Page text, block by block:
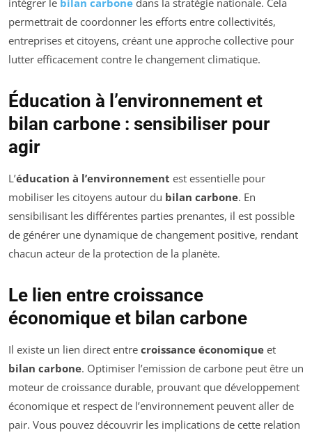
permettrait de coordonner les efforts entre collectivités,
entreprises et citoyens, créant une approche collective pour
lutter efficacement contre le changement climatique.
Éducation à l’environnement et
bilan carbone : sensibiliser pour
agir
L’éducation à l’environnement est essentielle pour
mobiliser les citoyens autour du bilan carbone. En
sensibilisant les différentes parties prenantes, il est possible
de générer une dynamique de changement positive, rendant
chacun acteur de la protection de la planète.
Le lien entre croissance
économique et bilan carbone
Il existe un lien direct entre croissance économique et
bilan carbone. Optimiser l’emission de carbone peut être un
moteur de croissance durable, prouvant que développement
économique et respect de l’environnement peuvent aller de
pair. Vous pouvez découvrir les implications de cette relation